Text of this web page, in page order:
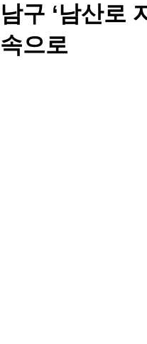
남구 ‘남산로
속으로